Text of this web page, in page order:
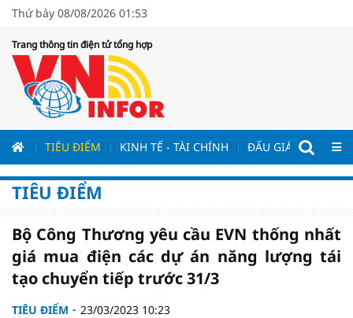
Thứ bảy 08/08/2026 01:53
Trang thông tin điện tử tổng hợp
TIÊU ĐIỂM KINH TẾ - TÀI CHÍNH ĐẤU GIÁ - ĐẤU
TIÊU ĐIỂM
Bộ Công Thương yêu cầu EVN thống nhất
giá mua điện các dự án năng lượng tái
tạo chuyển tiếp trước 31/3
TIÊU ĐIỂM 23/03/2023 10:23